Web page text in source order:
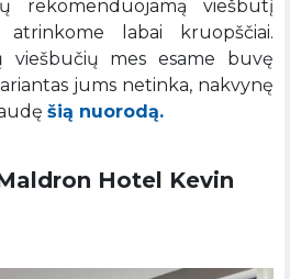
rekomenduojamą viešbutį
labai kruopščiai.
viešbučių mes esame buvę
jums netinka, nakvynę
šią nuorodą.
Hotel Kevin